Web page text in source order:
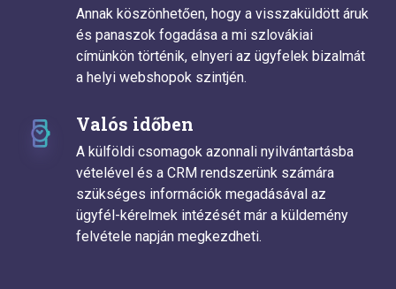
Annak köszönhetően, hogy a visszaküldött áruk
és panaszok fogadása a mi szlovákiai
címünkön történik, elnyeri az ügyfelek bizalmát
a helyi webshopok szintjén.
Valós időben
A külföldi csomagok azonnali nyilvántartásba
vételével és a CRM rendszerünk számára
szükséges információk megadásával az
ügyfél-kérelmek intézését már a küldemény
felvétele napján megkezdheti.